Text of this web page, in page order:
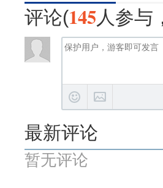
评论(145人参与
最新评论
暂无评论